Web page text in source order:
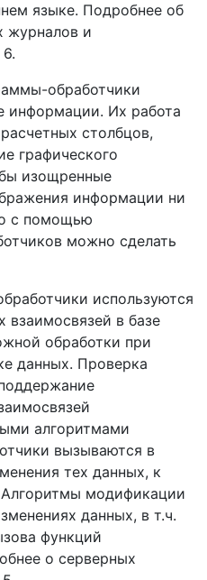
языке. Подробнее об
журналов и
обработчики
информации. Их работа
столбцов,
графического
изощренные
информации ни
с помощью
можно сделать
используются
взаимосвязей в базе
обработки при
данных. Проверка
алгоритмами
вызываются в
тех данных, к
модификации
данных, в т.ч.
функций
о серверных